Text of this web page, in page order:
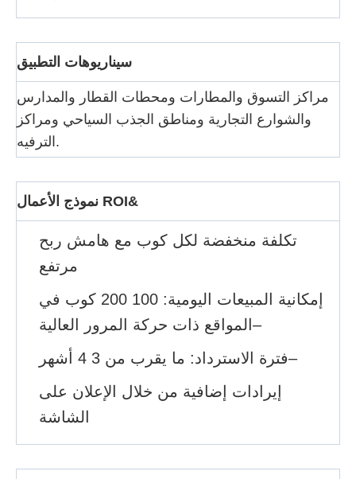
سيناريوهات التطبيق
مراكز التسوق والمطارات ومحطات القطار والمدارس
والشوارع التجارية ومناطق الجذب السياحي ومراكز
الترفيه.
نموذج الأعمال ROI&
تكلفة منخفضة لكل كوب مع هامش ربح
مرتفع
إمكانية المبيعات اليومية: 100 200 كوب في
المواقع ذات حركة المرور العالية–
فترة الاسترداد: ما يقرب من 3 4 أشهر–
إيرادات إضافية من خلال الإعلان على
الشاشة